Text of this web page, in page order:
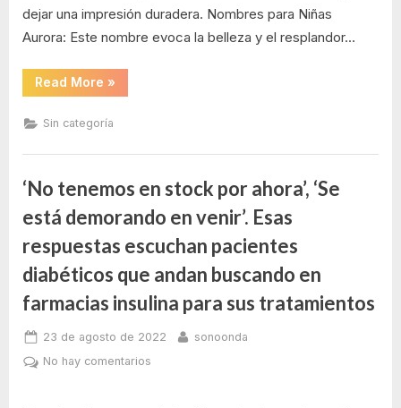
dejar una impresión duradera. Nombres para Niñas
Aurora: Este nombre evoca la belleza y el resplandor…
Read More “Nombres
de
más
originales”
»
Sin categoría
‘No tenemos en stock por ahora’, ‘Se
está demorando en venir’. Esas
respuestas escuchan pacientes
diabéticos que andan buscando en
farmacias insulina para sus tratamientos
Posted
on
23 de agosto de 2022 By
sonoonda
No hay comentariosen